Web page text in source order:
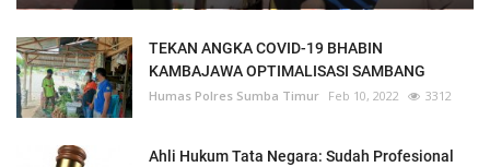
TEKAN ANGKA COVID-19 BHABIN
KAMBAJAWA OPTIMALISASI SAMBANG
Humas Polres Sumba Timur Feb 10, 2022 3312
Ahli Hukum Tata Negara: Sudah Profesional